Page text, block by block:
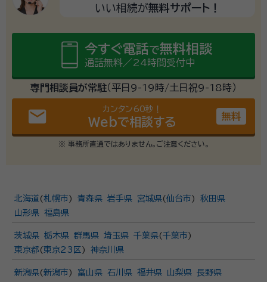
いい相続が無料サポート！
今すぐ電話で無料相談
通話無料／24時間受付中
専門相談員が常駐（平日9-19時/土日祝9-18時）
email カンタン60秒！
Webで相談する 無料
※ 事務所直通ではありません。ご注意ください。
北海道 (札幌市) 青森県 岩手県 宮城県(仙台市)
秋田県
山形県 福島県
茨城県 栃木県 群馬県 埼玉県 千葉県(千葉市)
東京都 ( 東京23区 ) 神奈川県
新潟県(新潟市) 富山県 石川県 福井県 山梨県 長野県